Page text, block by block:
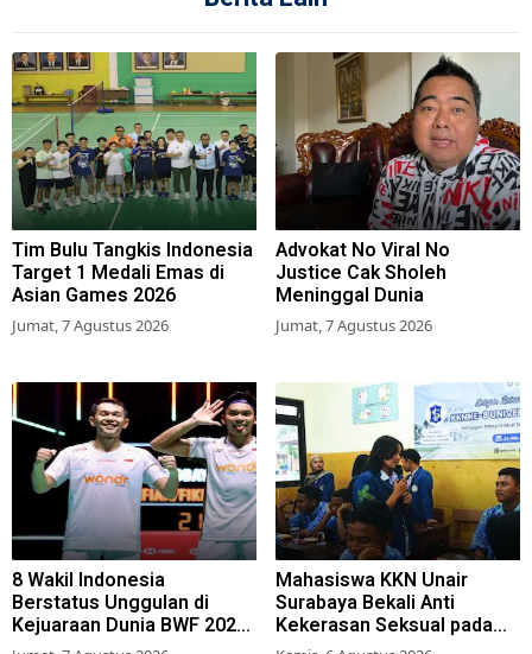
Tim Bulu Tangkis Indonesia
Target 1 Medali Emas di
Asian Games 2026
Jumat, 7 Agustus 2026
Advokat No Viral No
Justice Cak Sholeh
Meninggal Dunia
Jumat, 7 Agustus 2026
8 Wakil Indonesia
Berstatus Unggulan di
Kejuaraan Dunia BWF 2026,
Kans Juara Terbuka Lebar
Mahasiswa KKN Unair
Surabaya Bekali Anti
Kekerasan Seksual pada
Siswa SMK